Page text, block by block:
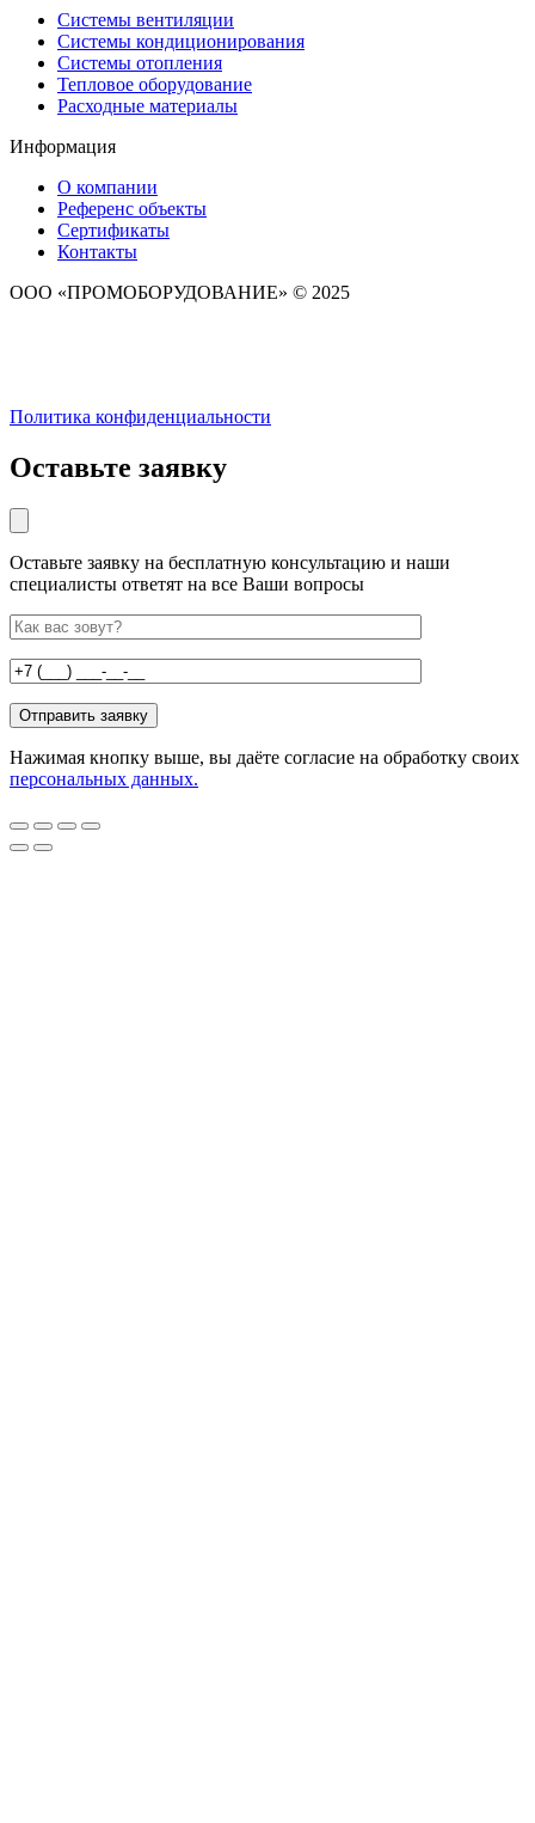
Системы вентиляции
Системы кондиционирования
Системы отопления
Тепловое оборудование
Расходные материалы
Информация
О компании
Референс объекты
Сертификаты
Контакты
ООО «ПРОМОБОРУДОВАНИЕ» © 2025
Политика конфиденциальности
Оставьте заявку
Оставьте заявку на бесплатную консультацию и наши
специалисты ответят на все Ваши вопросы
Нажимая кнопку выше, вы даёте согласие на обработку своих
персональных данных.